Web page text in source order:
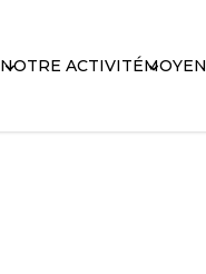
NOTRE ACTIVITÉ